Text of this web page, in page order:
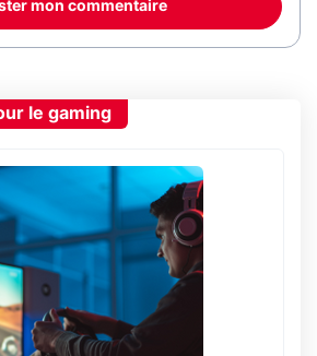
mon commentaire
le gaming